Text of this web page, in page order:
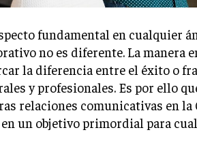
fundamental en cualquier
no es diferente. La manera
la diferencia entre el éxito o
y profesionales. Es por ello
relaciones comunicativas en la
un objetivo primordial para